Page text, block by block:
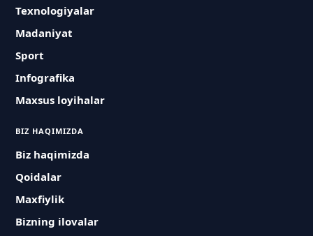
Texnologiyalar
Madaniyat
Sport
Infografika
Maxsus loyihalar
BIZ HAQIMIZDA
Biz haqimizda
Qoidalar
Maxfiylik
Bizning ilovalar